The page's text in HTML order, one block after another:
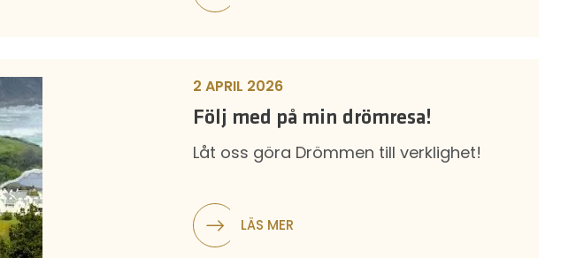
2 APRIL 2026
Följ med på min drömresa!
Låt oss göra Drömmen till verklighet!
LÄS MER